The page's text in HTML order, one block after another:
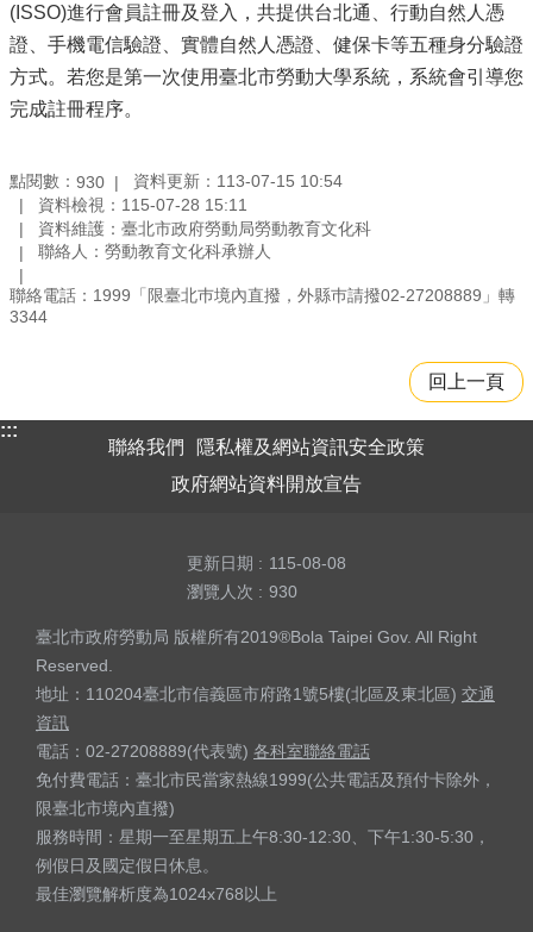
(ISSO)進行會員註冊及登入，共提供台北通、行動自然人憑
證、手機電信驗證、實體自然人憑證、健保卡等五種身分驗證
方式。若您是第一次使用臺北市勞動大學系統，系統會引導您
完成註冊程序。
點閱數： 930
資料更新：113-07-15 10:54
資料檢視：115-07-28 15:11
資料維護：臺北市政府勞動局勞動教育文化科
聯絡人：勞動教育文化科承辦人
聯絡電話：1999「限臺北巿境內直撥，外縣巿請撥02-27208889」轉
3344
回上一頁
:::
聯絡我們
隱私權及網站資訊安全政策
政府網站資料開放宣告
更新日期
115-08-08
瀏覽人次
930
臺北市政府勞動局 版權所有2019®Bola Taipei Gov. All Right
Reserved.
地址：110204臺北市信義區市府路1號5樓(北區及東北區) 交通
資訊
電話：02-27208889(代表號) 各科室聯絡電話
免付費電話：臺北市民當家熱線1999(公共電話及預付卡除外，
限臺北市境內直撥)
服務時間：星期一至星期五上午8:30-12:30、下午1:30-5:30，
例假日及國定假日休息。
最佳瀏覽解析度為1024x768以上